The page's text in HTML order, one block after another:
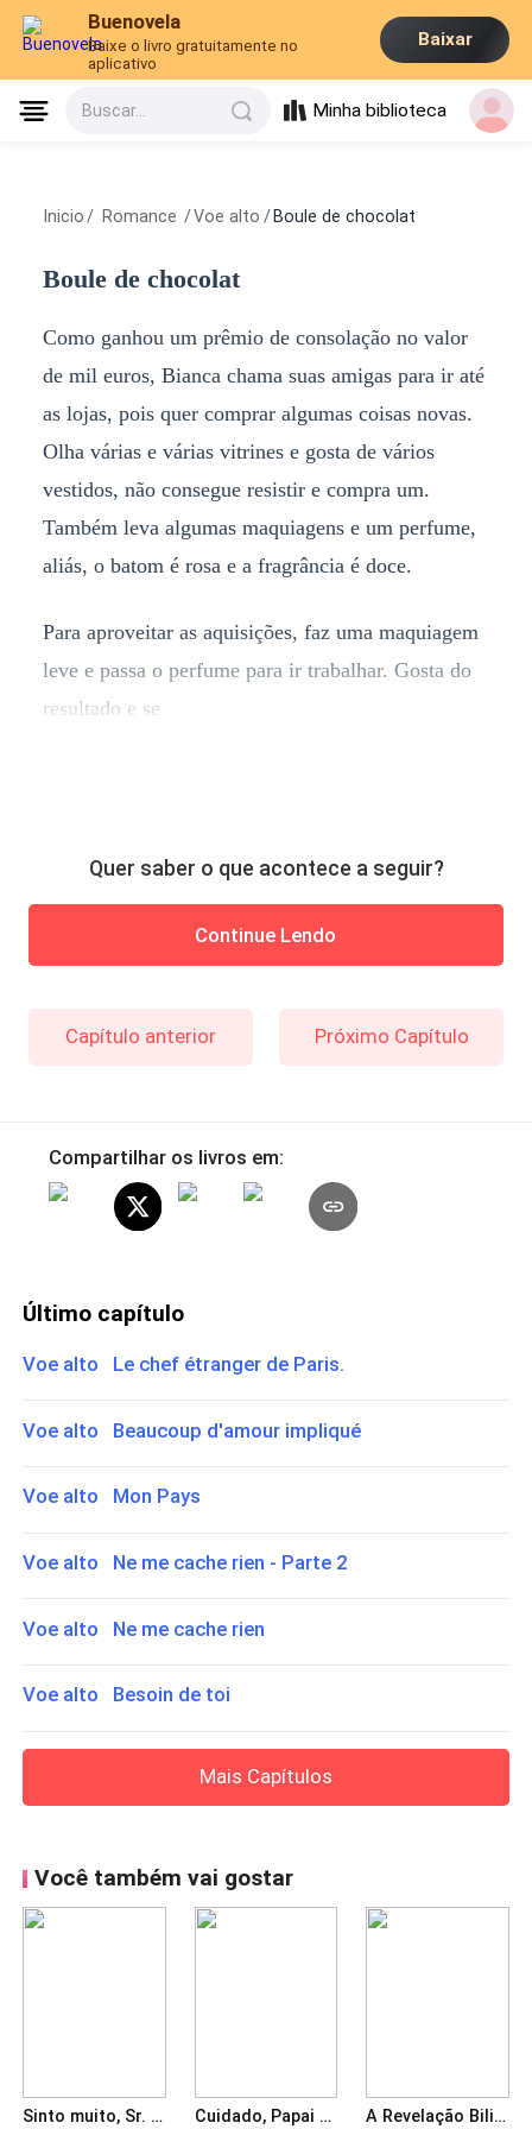
Buenovela
Baixe o livro gratuitamente no
aplicativo
Baixar
Buscar... Minha biblioteca
Inicio / Romance /Voe alto / Boule de chocolat
Boule de chocolat
Como ganhou um prêmio de consolação no valor
de mil euros, Bianca chama suas amigas para ir até
as lojas, pois quer comprar algumas coisas novas.
Olha várias e várias vitrines e gosta de vários
vestidos, não consegue resistir e compra um.
Também leva algumas maquiagens e um perfume,
aliás, o batom é rosa e a fragrância é doce.
Para aproveitar as aquisições, faz uma maquiagem
leve e passa o perfume para ir trabalhar. Gosta do
resultado e se
Quer saber o que acontece a seguir?
Continue Lendo
Capítulo anterior Próximo Capítulo
Compartilhar os livros em:
Último capítulo
Voe alto Le chef étranger de Paris.
Voe alto Beaucoup d'amour impliqué
Voe alto Mon Pays
Voe alto Ne me cache rien - Parte 2
Voe alto Ne me cache rien
Voe alto Besoin de toi
Mais Capítulos
Você também vai gostar
Sinto muito, Sr. Teófilo, a senhora faleceu Cuidado, Papai Ceo A Revelação Bilionária da Senhora Após o Divórcio